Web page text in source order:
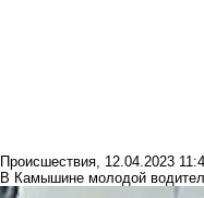
Происшествия, 12.04.2023
В Камышине молодой